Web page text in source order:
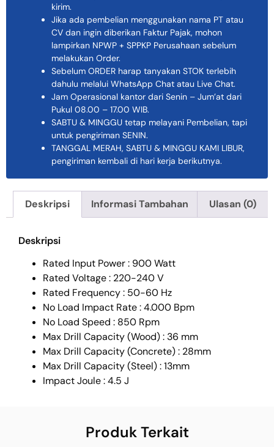
kirim.
Jika ada pembelian menggunakan nama PT atau
CV dan ingin diberikan Faktur Pajak, mohon
lampirkan NPWP + SPPKP Perusahaan sebelum
melakukan Order.
Sebelum ORDER harap tanyakan STOK terlebih
dahulu melalui WhatsApp Chat atau Live Chat.
Jam Operasional kantor dari Senin – Jum’at dari
Pukul 08.00 – 17.00 WIB.
SABTU & MINGGU tetap melayani Pembelian, tapi
untuk pengiriman SENIN.
TANGGAL MERAH, SABTU & MINGGU KAMI LIBUR,
pengiriman kembali di hari kerja berikutnya.
Deskripsi Informasi Tambahan Ulasan (0)
Deskripsi
Rated Input Power : 900 Watt
Rated Voltage : 220-240 V
Rated Frequency : 50-60 Hz
No Load Impact Rate : 4.000 Bpm
No Load Speed : 850 Rpm
Max Drill Capacity (Wood) : 36 mm
Max Drill Capacity (Concrete) : 28mm
Max Drill Capacity (Steel) : 13mm
Impact Joule : 4.5 J
Produk Terkait